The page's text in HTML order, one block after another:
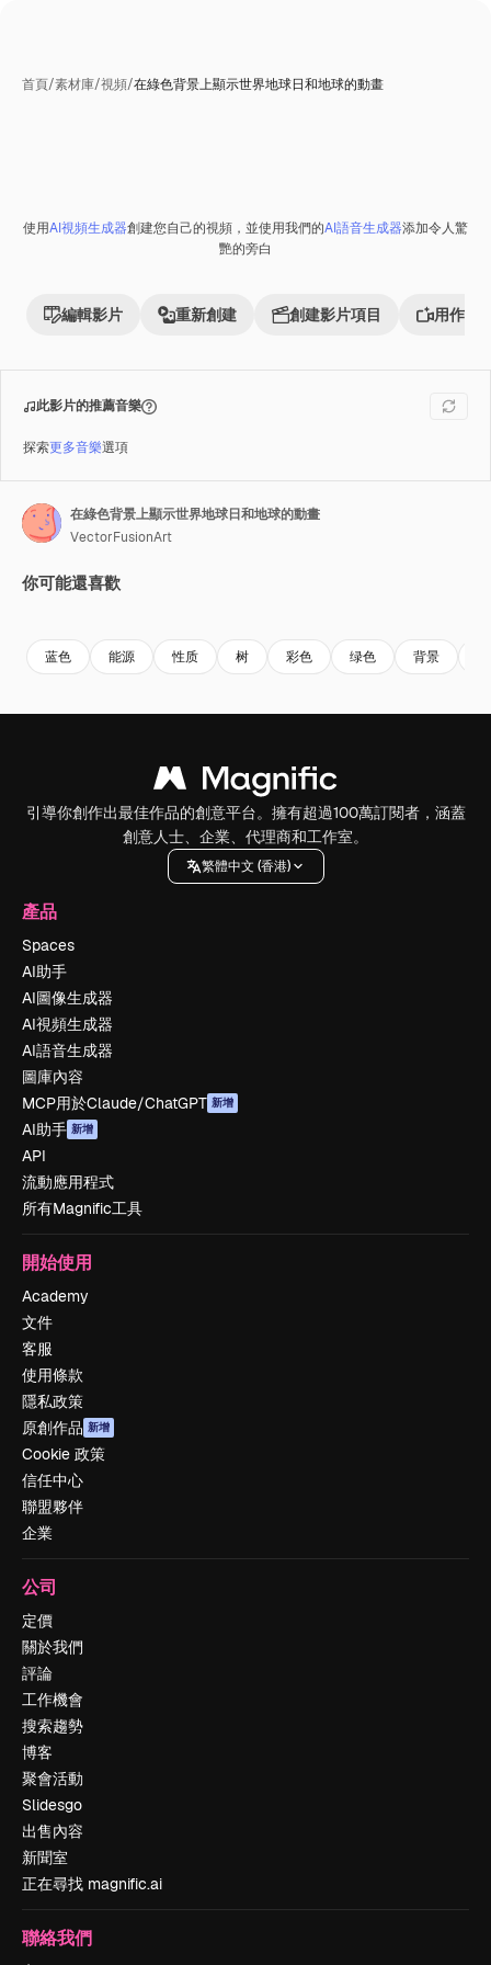
首頁/素材庫/視頻/在綠色背景上顯示世界地球日和地球的動畫
PremiumAI生成
使用AI視頻生成器創建您自己的視頻，並使用我們的AI語音生成器添加令人驚
艷的旁白
編輯影片 重新創建 創建影片項目 用作參
此影片的推薦音樂
探索更多音樂選項
在綠色背景上顯示世界地球日和地球的動畫
VectorFusionArt
你可能還喜歡
蓝色 能源 性质 树 彩色 绿色 背景
引導你創作出最佳作品的創意平台。擁有超過100萬訂閱者，涵蓋
創意人士、企業、代理商和工作室。
繁體中文 (香港)
產品
Spaces
AI助手
AI圖像生成器
AI視頻生成器
AI語音生成器
圖庫內容
MCP用於Claude/ChatGPT 新增
AI助手 新增
API
流動應用程式
所有Magnific工具
開始使用
Academy
文件
客服
使用條款
隱私政策
原創作品 新增
Cookie 政策
信任中心
聯盟夥伴
企業
公司
定價
關於我們
評論
工作機會
搜索趨勢
博客
聚會活動
Slidesgo
出售內容
新聞室
正在尋找 magnific.ai
聯絡我們